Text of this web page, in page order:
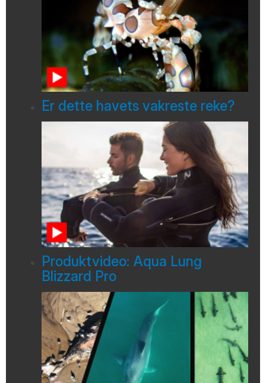
Er dette havets vakreste reke?
Produktvideo: Aqua Lung
Blizzard Pro